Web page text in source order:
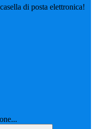
di posta elettronica!